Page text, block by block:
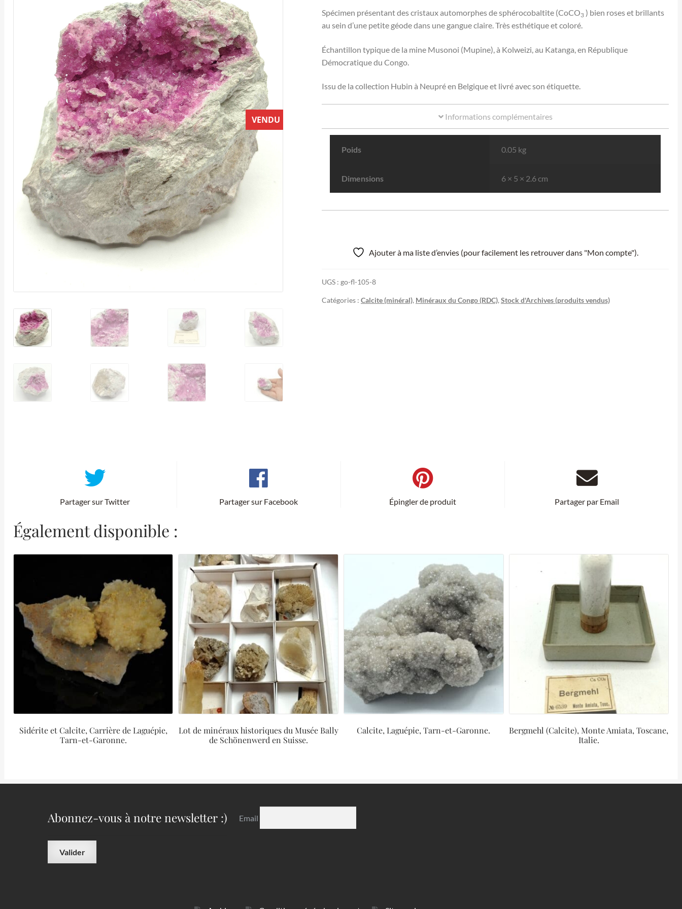
VENDU
Spécimen présentant des cristaux automorphes de sphérocobaltite (CoCO3 ) bien roses et brillants
au sein d’une petite géode dans une gangue claire. Très esthétique et coloré.
Échantillon typique de la mine Musonoi (Mupine), à Kolweizi, au Katanga, en République
Démocratique du Congo.
Issu de la collection Hubin à Neupré en Belgique et livré avec son étiquette.
Informations complémentaires
Poids 0.05 kg
Dimensions 6 × 5 × 2.6 cm
Ajouter à ma liste d’envies (pour facilement les retrouver dans "Mon compte").
UGS : go-fl-105-8
Catégories : Calcite (minéral), Minéraux du Congo (RDC), Stock d'Archives (produits vendus)
Partager sur Twitter Partager sur Facebook Épingler de produit Partager par Email
Également disponible :
Sidérite et Calcite, Carrière de Laguépie,
Tarn-et-Garonne.
Lot de minéraux historiques du Musée Bally
de Schönenwerd en Suisse.
Calcite, Laguépie, Tarn-et-Garonne.
Bergmehl (Calcite), Monte Amiata, Toscane,
Italie.
Abonnez-vous à notre newsletter :) Email